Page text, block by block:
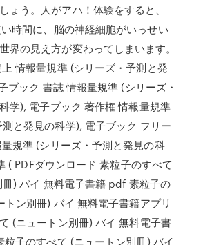
ょう。人がアハ！体験をすると、
時間に、脳の神経細胞がいっせい
界の見え方が変わってしまいます。
情報量規準 (シリーズ・予測と発
ブック 書誌 情報量規準 (シリーズ・
学), 電子ブック 著作権 情報量規準
と発見の科学), 電子ブック フリー
規準 (シリーズ・予測と発見の科
( PDFダウンロード 素粒子のすべて
) バイ 無料電子書籍 pdf 素粒子の
トン別冊) バイ 無料電子書籍アプリ
(ニュートン別冊) バイ 無料電子書
粒子のすべて (ニュートン別冊) バイ